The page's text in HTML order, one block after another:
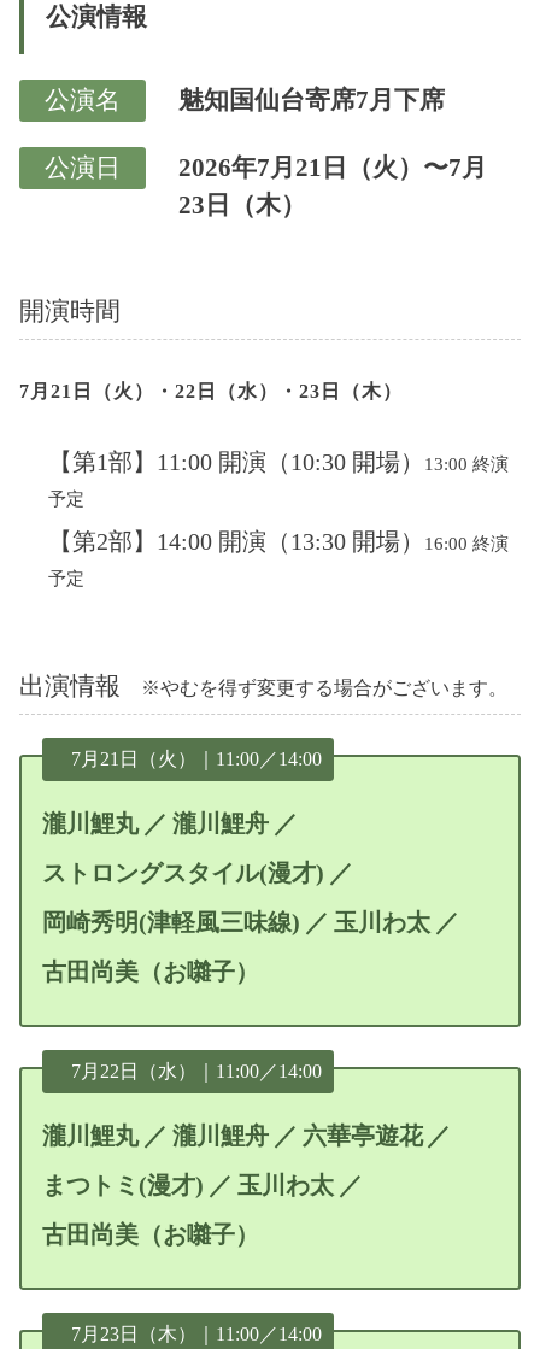
公演情報
公演名 魅知国仙台寄席7月下席
公演日
2026年7月21日（火）〜7月
23日（木）
開演時間
7月21日（火）・22日（水）・23日（木）
【第1部】11:00 開演（10:30 開場）
13:00 終演
予定
【第2部】14:00 開演（13:30 開場）
16:00 終演
予定
出演情報 ※やむを得ず変更する場合がございます。
7月21日（火）｜11:00／14:00
瀧川鯉丸
瀧川鯉舟
ストロングスタイル(漫才)
岡崎秀明(津軽風三味線)
玉川わ太
古田尚美（お囃子）
7月22日（水）｜11:00／14:00
瀧川鯉丸 瀧川鯉舟
六華亭遊花
まつトミ(漫才)
玉川わ太
古田尚美（お囃子）
7月23日（木）｜11:00／14:00